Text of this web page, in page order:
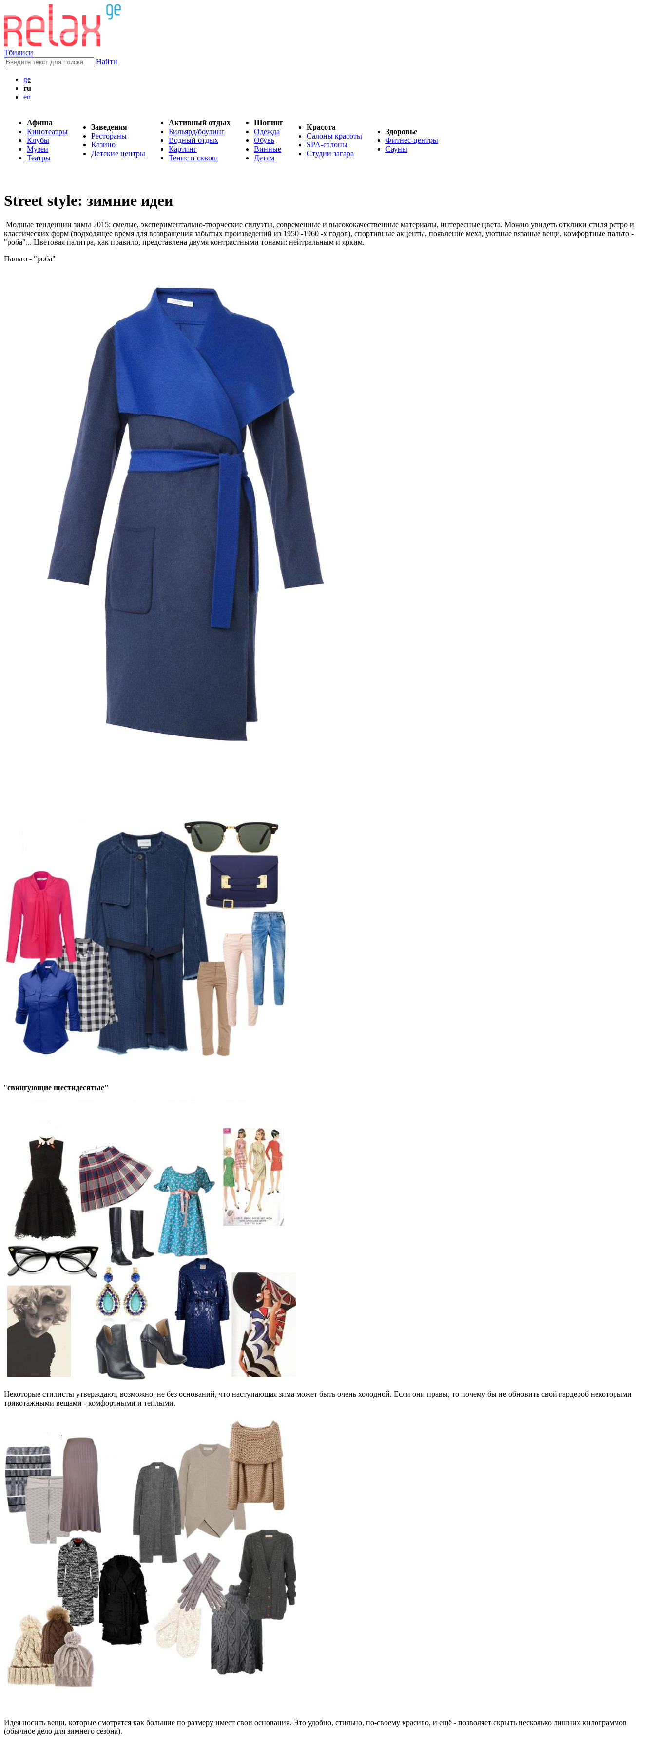
Тбилиси
Найти
ge
ru
en
Афиша
Кинотеатры
Клубы
Музеи
Театры
Заведения
Рестораны
Казино
Детские центры
Активный отдых
Бильярд/боулинг
Водный отдых
Картинг
Тенис и сквош
Шопинг
Одежда
Обувь
Винные
Детям
Красота
Салоны красоты
SPA-салоны
Студии загара
Здоровье
Фитнес-центры
Сауны
Street style: зимние идеи
Модные тенденции зимы 2015: смелые, экспериментально-творческие силуэты, современные и высококачественные материалы, интересные цвета. Можно увидеть отклики стиля ретро и
классических форм (подходящее время для возвращения забытых произведений из 1950 -1960 -х годов), спортивные акценты, появление меха, уютные вязаные вещи, комфортные пальто -
"роба"... Цветовая палитра, как правило, представлена двумя контрастными тонами: нейтральным и ярким.
Пальто - "роба"
"свингующие шестидесятые"
Некоторые стилисты утверждают, возможно, не без оснований, что наступающая зима может быть очень холодной. Если они правы, то почему бы не обновить свой гардероб некоторыми
трикотажными вещами - комфортными и теплыми.
Идея носить вещи, которые смотрятся как большие по размеру имеет свои основания. Это удобно, стильно, по-своему красиво, и ещё - позволяет скрыть несколько лишних килограммов
(обычное дело для зимнего сезона).